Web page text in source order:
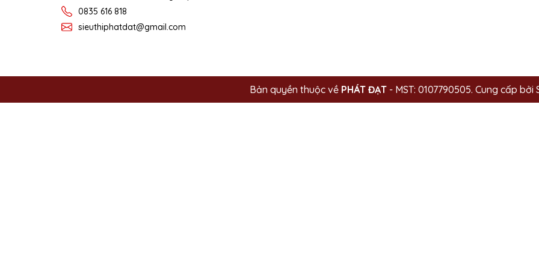
0835 616 818
sieuthiphatdat@gmail.com
Bản quyền thuộc về PHÁT ĐẠT- MST: 0107790505. Cung cấp bởi